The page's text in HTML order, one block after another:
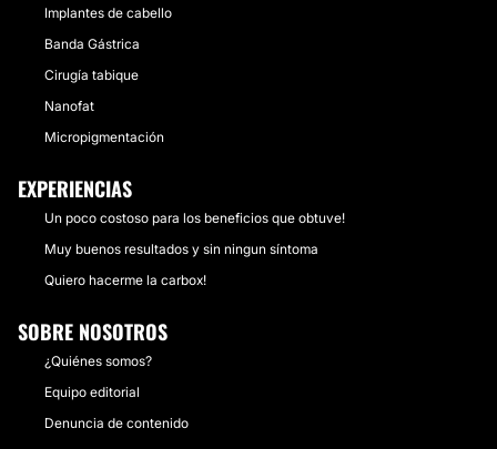
Implantes de cabello
Banda Gástrica
Cirugía tabique
Nanofat
Micropigmentación
EXPERIENCIAS
Un poco costoso para los beneficios que obtuve!
Muy buenos resultados y sin ningun síntoma
Quiero hacerme la carbox!
SOBRE NOSOTROS
¿Quiénes somos?
Equipo editorial
Denuncia de contenido